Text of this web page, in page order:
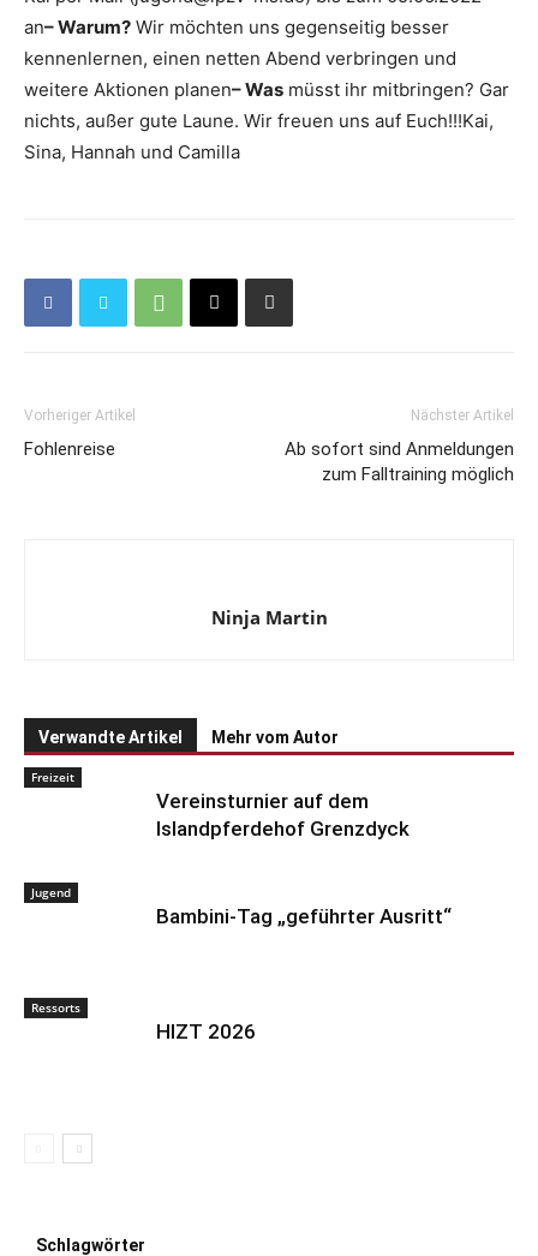
an– Warum? Wir möchten uns gegenseitig besser
kennenlernen, einen netten Abend verbringen und
weitere Aktionen planen– Was müsst ihr mitbringen? Gar
nichts, außer gute Laune. Wir freuen uns auf Euch!!!Kai,
Sina, Hannah und Camilla
Vorheriger Artikel
Fohlenreise
Nächster Artikel
Ab sofort sind Anmeldungen
zum Falltraining möglich
Ninja Martin
Verwandte Artikel Mehr vom Autor
Freizeit
Vereinsturnier auf dem
Islandpferdehof Grenzdyck
Jugend
Bambini-Tag „geführter Ausritt“
Ressorts
HIZT 2026
Schlagwörter